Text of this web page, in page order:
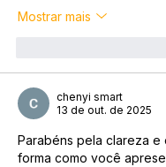
Mostrar mais
chenyi smart
13 de out. de 2025
Parabéns pela clareza
forma como você